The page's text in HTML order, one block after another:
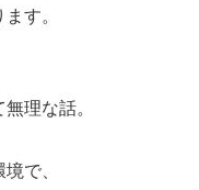
す。
理な話。
で、